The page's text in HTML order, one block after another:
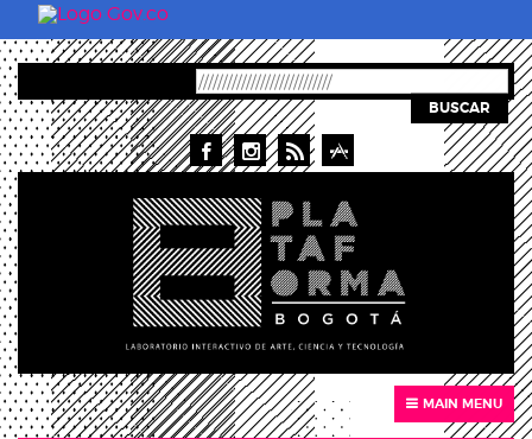
Pasar al contenido principal
BUSCAR
MAIN MENU